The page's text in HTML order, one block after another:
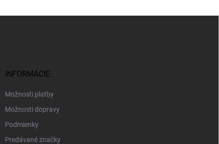
INFORMÁCIE
Možnosti platby
Možnosti dopravy
Podmienky
Predávané značky